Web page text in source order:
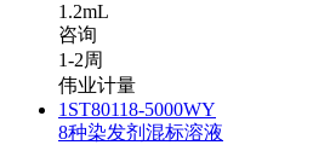
1.2mL
咨询
1-2周
伟业计量
1ST80118-5000WY
8种染发剂混标溶液